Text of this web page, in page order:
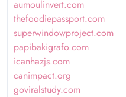
aumoulinvert.com
thefoodiepassport.com
superwindowproject.com
papibakigrafo.com
icanhazjs.com
canimpact.org
goviralstudy.com